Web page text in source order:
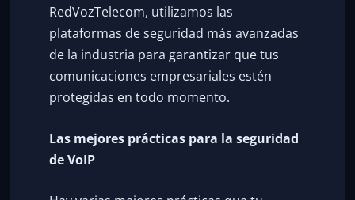
RedVozTelecom, utilizamos las
plataformas de seguridad más avanzadas
de la industria para garantizar que tus
comunicaciones empresariales estén
protegidas en todo momento.
Las mejores prácticas para la seguridad
de VoIP